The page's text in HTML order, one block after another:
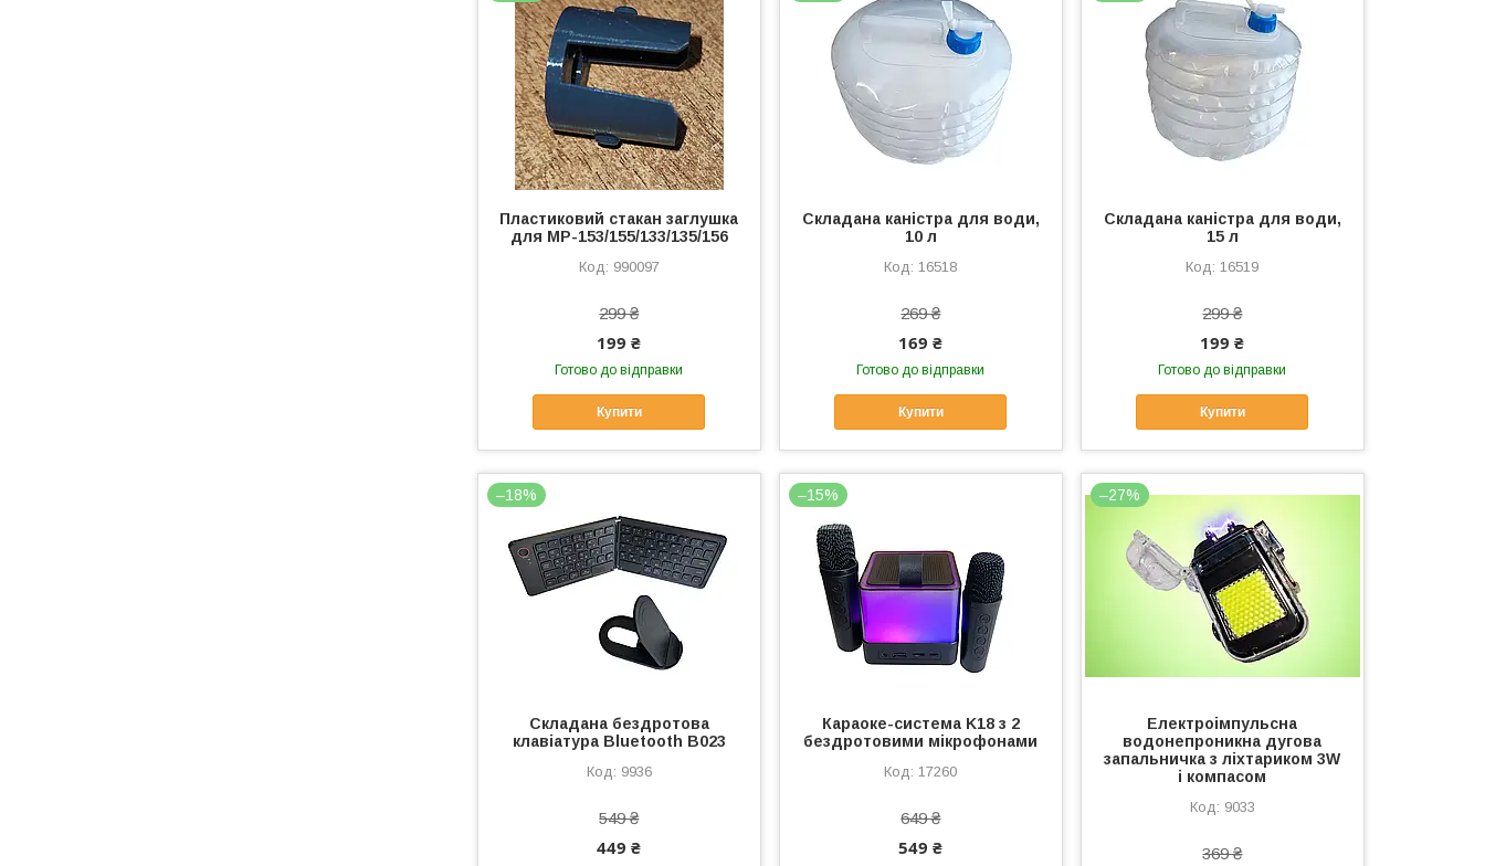
Пластиковий стакан заглушка
для МР-153/155/133/135/156
990097
299 ₴
199 ₴
Готово до відправки
Купити
Складана каністра для води,
10 л
16518
269 ₴
169 ₴
Готово до відправки
Купити
Складана каністра для води,
15 л
16519
299 ₴
199 ₴
Готово до відправки
Купити
–18%
Складана бездротова
клавіатура Bluetooth B023
9936
549 ₴
449 ₴
–15%
Караоке-система K18 з 2
бездротовими мікрофонами
17260
649 ₴
549 ₴
–27%
Електроімпульсна
водонепроникна дугова
запальничка з ліхтариком 3W
і компасом
9033
369 ₴